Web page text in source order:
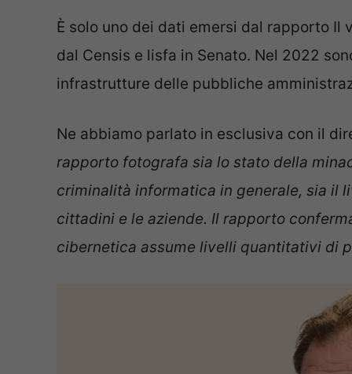
È solo uno dei dati emersi dal rapporto Il
dal Censis e lisfa in Senato. Nel 2022
infrastrutture delle pubbliche
Ne abbiamo parlato in esclusiva con il
rapporto fotografa sia lo stato della
criminalità informatica in generale, sia il
cittadini e le aziende. Il rapporto
cibernetica assume livelli quantitativi di